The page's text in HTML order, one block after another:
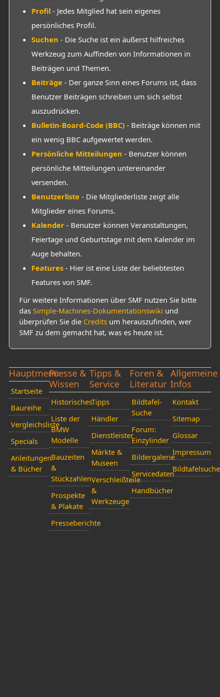
Profil - Jedes Mitglied hat sein eigenes
persönliches Profil.
Suchen - Die Suche ist ein äußerst hilfreiches
Werkzeug zum Auffinden von Informationen in
Beiträgen und Themen.
Beiträge - Der ganze Sinn eines Forums ist, dass
Benutzer Beiträgen schreiben um sich selbst
auszudrücken.
Bulletin-Board-Code (BBC) - Beiträge können mit
ein wenig BBC aufgewertet werden.
Persönliche Mitteilungen - Benutzer können
persönliche Mitteilungen untereinander
versenden.
Benutzerliste - Die Mitgliederliste zeigt alle
Mitglieder eines Forums.
Kalender - Benutzer können Veranstaltungen,
Feiertage und Geburtstage mit dem Kalender im
Auge behalten.
Features - Hier ist eine Liste der beliebtesten
Features von SMF.
Für weitere Informationen über SMF nutzen Sie bitte
das Simple-Machines-Dokumentationswiki und
überprüfen Sie die Credits um herauszufinden, wer
SMF zu dem gemacht hat, was es heute ist.
Hauptmenü
Startseite
Baureihe
Vergleichsliste
Specials
Anleitungen
& Bücher
Presse &
Wissen
Historisches
Liste der
BMW
Modelle
Bauzeiten
&
Stückzahlen
Prospekte
& Plakate
Presseberichte
Tipps &
Service
Tipps
Händler
Dienstleister
Märkte &
Museen
Verschleißteile
&
Werkzeuge
Foren &
Literatur
Bildtafel-
Suche
Forum:
Einzylinder
Bildergalerie
Servicedaten
Handbücher
Allgemeine
Infos
Kontakt
Sitemap
Glossar
Impressum
Bildtafelsuche